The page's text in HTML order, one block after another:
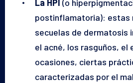
La HPI (o
postinflamatoria): estas
secuelas de dermatosis
el acné, los rasguños, el
ocasiones, ciertas
caracterizadas por el